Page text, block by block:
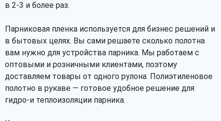
в 2-3 и более раз.
Парниковая пленка используется для бизнес решений и
в бытовых целях. Вы сами решаете сколько полотна
вам нужно для устройства парника. Мы работаем с
оптовыми и розничными клиентами, поэтому
доставляем товары от одного рулона. Полиэтиленовое
полотно в рукаве — готовое удобное решение для
гидро-и теплоизоляции парника.